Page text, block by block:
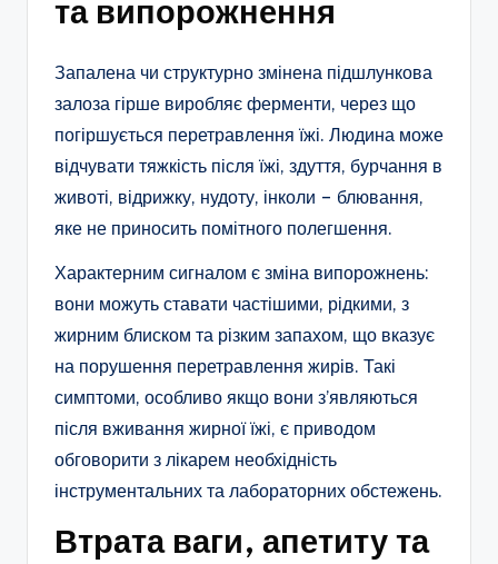
та випорожнення
Запалена чи структурно змінена підшлункова
залоза гірше виробляє ферменти, через що
погіршується перетравлення їжі. Людина може
відчувати тяжкість після їжі, здуття, бурчання в
животі, відрижку, нудоту, інколи – блювання,
яке не приносить помітного полегшення.​
Характерним сигналом є зміна випорожнень:
вони можуть ставати частішими, рідкими, з
жирним блиском та різким запахом, що вказує
на порушення перетравлення жирів. Такі
симптоми, особливо якщо вони з’являються
після вживання жирної їжі, є приводом
обговорити з лікарем необхідність
інструментальних та лабораторних обстежень.​
Втрата ваги, апетиту та